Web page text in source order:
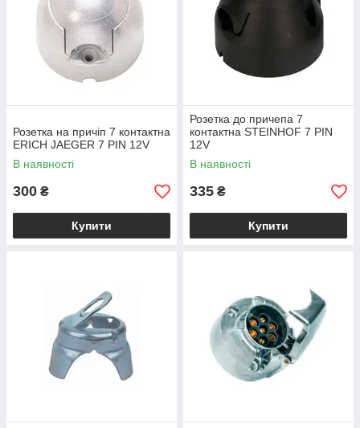
Розетка на причіп 7 контактна
ERICH JAEGER 7 PIN 12V
В наявності
300 ₴
Купити
Розетка до причепа 7
контактна STEINHOF 7 PIN
12V
В наявності
335 ₴
Купити